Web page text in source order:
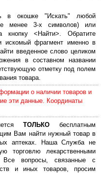
в окошке "Искать" любой
менее 3-х символов) или
<Найти>. Обратите
искомый фрагмент именно в
введенное слово целиком
в составном названии
отметку под полем
товара.
о наличии товаров и
эти данные. Координаты
ТОЛЬКО бесплатным
Вам найти нужный товар в
аптеках. Наша Служба не
торговлю лекарственными
вопросы, связанные с
и иных товаров, просим